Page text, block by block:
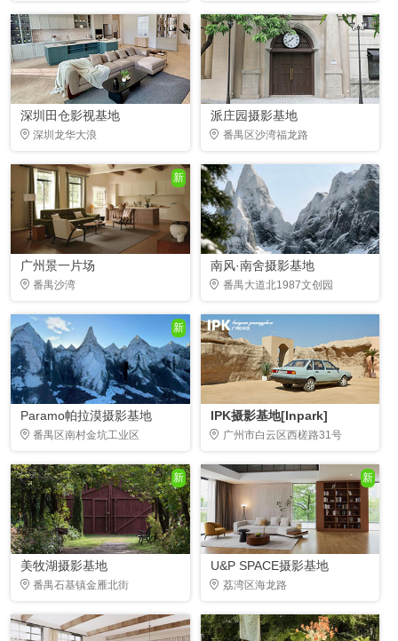
深圳田仓影视基地
深圳龙华大浪
派庄园摄影基地
番禺区沙湾福龙路
新
广州景一片场
番禺沙湾
南风·南舍摄影基地
番禺大道北1987文创园
新
Paramo帕拉漠摄影基地
番禺区南村金坑工业区
IPK摄影基地[Inpark]
广州市白云区西槎路31号
新
美牧湖摄影基地
番禺石基镇金雁北街
新
U&P SPACE摄影基地
荔湾区海龙路